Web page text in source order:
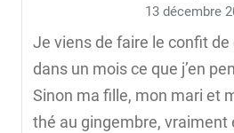
13 décembre
Je viens de faire le confit
dans un mois ce que j’en
Sinon ma fille, mon mari et
thé au gingembre, vraiment